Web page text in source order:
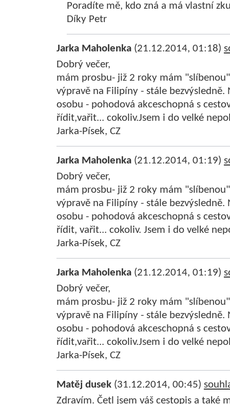
Poradíte mě, kdo zná a má vlastní
Díky Petr
Jarka Maholenka (21.12.2014, 01:18)
Dobrý večer,
mám prosbu- již 2 roky mám
výpravě na Filipíny - stále
osobu - pohodová akceschopná s
řídit,vařit... cokoliv.Jsem i do velké
Jarka-Písek, CZ
Jarka Maholenka (21.12.2014, 01:19)
Dobrý večer,
mám prosbu- již 2 roky mám
výpravě na Filipíny - stále
osobu - pohodová akceschopná s
řídit, vařit... cokoliv. Jsem i do velké
Jarka-Písek, CZ
Jarka Maholenka (21.12.2014, 01:19)
Dobrý večer,
mám prosbu- již 2 roky mám
výpravě na Filipíny - stále
osobu - pohodová akceschopná s
řídit,vařit... cokoliv.Jsem i do velké
Jarka-Písek, CZ
Matěj dusek (31.12.2014, 00:45)
Zdravím. Četl jsem váš cestopis a také